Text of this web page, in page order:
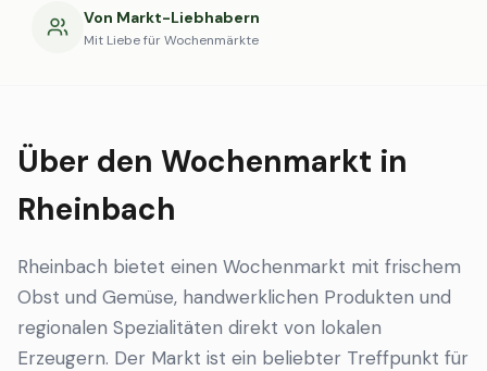
Von Markt-Liebhabern
Mit Liebe für Wochenmärkte
Über den Wochenmarkt in
Rheinbach
Rheinbach bietet einen Wochenmarkt mit frischem
Obst und Gemüse, handwerklichen Produkten und
regionalen Spezialitäten direkt von lokalen
Erzeugern. Der Markt ist ein beliebter Treffpunkt für